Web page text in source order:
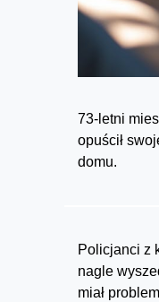
73-letni
opuścił
domu.
Policjanci z
nagle
miał